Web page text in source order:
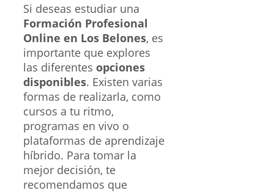
Si deseas estudiar una
Formación Profesional
Online en Los Belones, es
importante que explores
las diferentes opciones
disponibles. Existen varias
formas de realizarla, como
cursos a tu ritmo,
programas en vivo o
plataformas de aprendizaje
híbrido. Para tomar la
mejor decisión, te
recomendamos que